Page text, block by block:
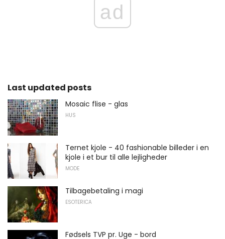
ad
Last updated posts
Mosaic flise - glas
HUS
Ternet kjole - 40 fashionable billeder i en
kjole i et bur til alle lejligheder
MODE
Tilbagebetaling i magi
ESOTERICA
Fødsels TVP pr. Uge - bord